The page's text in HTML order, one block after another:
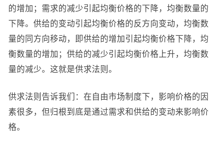
的增加；需求的减少引起均衡价格的下降，均衡数量的
下降。供给的变动引起均衡价格的反方向变动，均衡数
量的同方向移动，即供给的增加引起均衡价格下降，均
衡数量的增加；供给的减少引起均衡价格上升，均衡数
量的减少。这就是供求法则。
供求法则告诉我们：在自由市场制度下，影响价格的因
素很多，但归根到底是通过需求和供给的变动来影响价
格。